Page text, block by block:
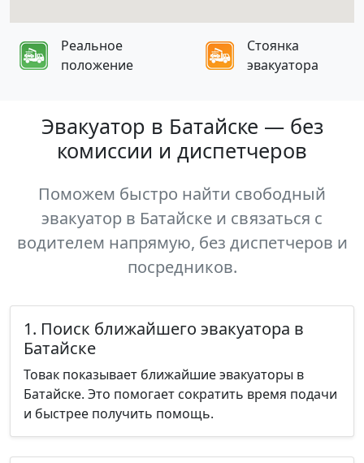
Реальное
положение
Стоянка
эвакуатора
Эвакуатор в Батайске — без
комиссии и диспетчеров
Поможем быстро найти свободный
эвакуатор в Батайске и связаться с
водителем напрямую, без диспетчеров и
посредников.
1. Поиск ближайшего эвакуатора в
Батайске
Товак показывает ближайшие эвакуаторы в
Батайске. Это помогает сократить время подачи
и быстрее получить помощь.